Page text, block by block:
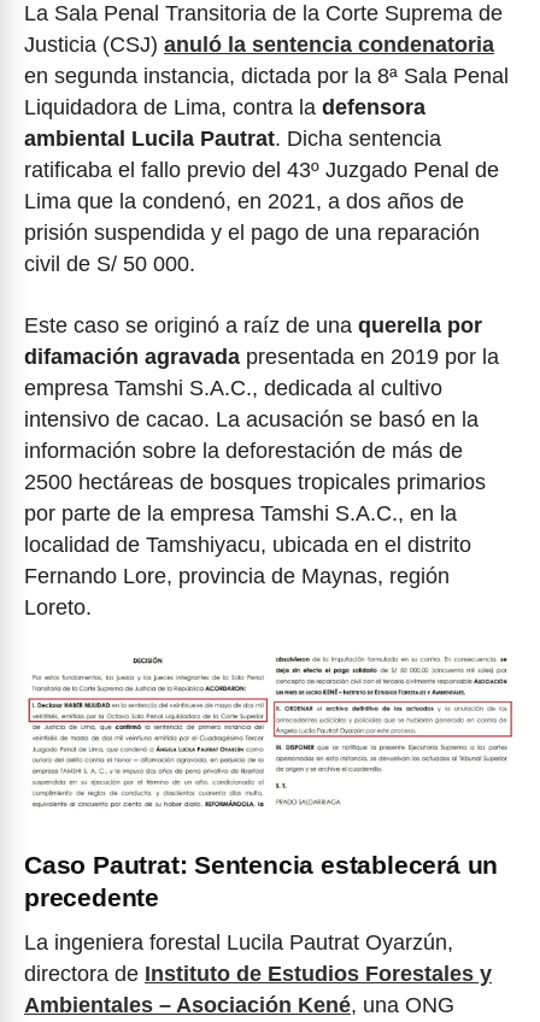
La Sala Penal Transitoria de la Corte Suprema de
Justicia (CSJ) anuló la sentencia condenatoria
en segunda instancia, dictada por la 8ª Sala Penal
Liquidadora de Lima, contra la defensora
ambiental Lucila Pautrat. Dicha sentencia
ratificaba el fallo previo del 43º Juzgado Penal de
Lima que la condenó, en 2021, a dos años de
prisión suspendida y el pago de una reparación
civil de S/ 50 000.
Este caso se originó a raíz de una querella por
difamación agravada presentada en 2019 por la
empresa Tamshi S.A.C., dedicada al cultivo
intensivo de cacao. La acusación se basó en la
información sobre la deforestación de más de
2500 hectáreas de bosques tropicales primarios
por parte de la empresa Tamshi S.A.C., en la
localidad de Tamshiyacu, ubicada en el distrito
Fernando Lore, provincia de Maynas, región
Loreto.
Caso Pautrat: Sentencia establecerá un
precedente
La ingeniera forestal Lucila Pautrat Oyarzún,
directora de Instituto de Estudios Forestales y
Ambientales – Asociación Kené, una ONG